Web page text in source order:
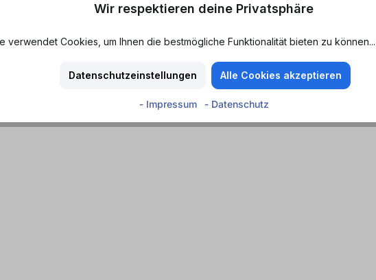
Wir respektieren deine Privatsphäre
verwendet Cookies, um Ihnen die bestmögliche Funktionalität bieten zu können...
Datenschutzeinstellungen Alle Cookies akzeptieren
- Impressum - Datenschutz